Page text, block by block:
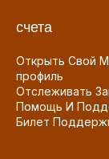
счета
Открыть Свой
профиль
Отслеживать
Помощь И
Билет